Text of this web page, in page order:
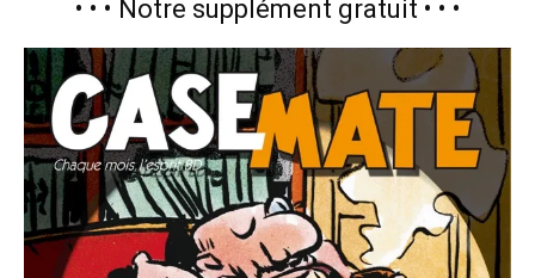
• • • Notre supplément gratuit • • •